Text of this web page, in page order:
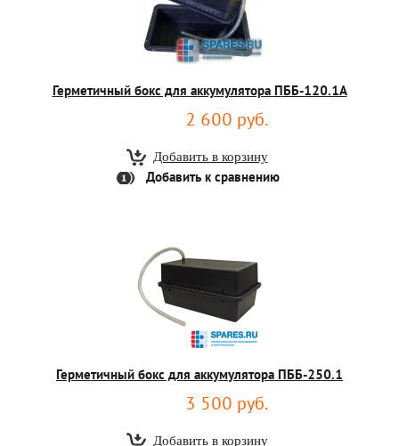
Герметичный бокс для аккумулятора ПББ-120.1А
2 600 руб.
Добавить к сравнению
Герметичный бокс для аккумулятора ПББ-250.1
3 500 руб.